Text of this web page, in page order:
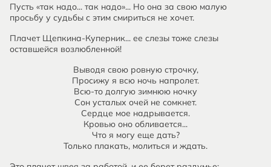
Пусть «так надо... так надо»... Но она за свою малую
просьбу у судьбы с этим смириться не хочет.
Плачет Щепкина-Куперник... ее слезы тоже слезы
оставшейся возлюбленной!
Выводя свою ровную строчку,
Просижу я всю ночь напролет.
Всю-то долгую зимнюю ночку
Сон усталых очей не сомкнет.
Сердце мое надрывается.
Кровью оно обливается...
Что я могу еще дать?
Только плакать, молиться и ждать.